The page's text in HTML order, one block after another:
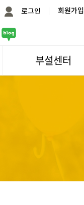
로그인 회원가입
부설센터